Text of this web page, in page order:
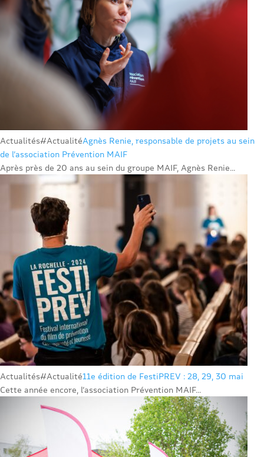
Actualités#ActualitéAgnès Renie, responsable de projets au sein
de l’association Prévention MAIF
Après près de 20 ans au sein du groupe MAIF, Agnès Renie...
Actualités#Actualité11e édition de FestiPREV : 28, 29, 30 mai
Cette année encore, l’association Prévention MAIF...